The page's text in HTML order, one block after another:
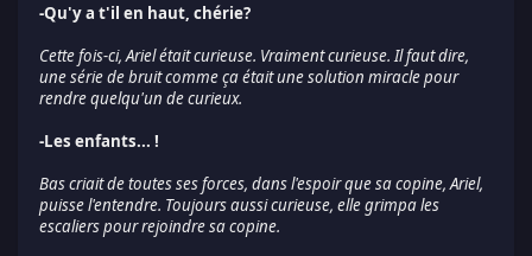
-Qu'y a t'il en haut, chérie?
Cette fois-ci, Ariel était curieuse. Vraiment curieuse. Il faut dire,
une série de bruit comme ça était une solution miracle pour
rendre quelqu'un de curieux.
-Les enfants... !
Bas criait de toutes ses forces, dans l'espoir que sa copine, Ariel,
puisse l'entendre. Toujours aussi curieuse, elle grimpa les
escaliers pour rejoindre sa copine.